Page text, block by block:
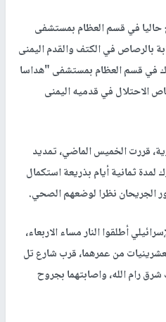
حاليا في قسم العظام بمستشفى
بالرصاص في الكتف والقدم اليمنى
في قسم العظام بمستشفى "هداسا
الاحتلال في قدميه اليمنى
قررت الخميس الماضي، تمديد
ثمانية أيام بذريعة استكمال
الجريحان نظرا لوضعهم الصحي.
أطلقوا النار مساء الاربعاء،
من عمرهما، قرب شارع تل
رام الله، واصابتهما بجروح